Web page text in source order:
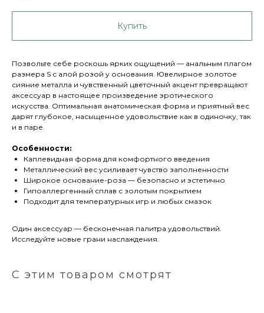
Купить
Позвольте себе роскошь ярких ощущений — анальным плагом
размера S с алой розой у основания. Ювелирное золотое
сияние металла и чувственный цветочный акцент превращают
аксессуар в настоящее произведение эротического
искусства. Оптимальная анатомическая форма и приятный вес
дарят глубокое, насыщенное удовольствие как в одиночку, так
и в паре.
Особенности:
Каплевидная форма для комфортного введения
Металлический вес усиливает чувство заполненности
Широкое основание-роза — безопасно и эстетично
Гипоаллергенный сплав с золотым покрытием
Подходит для температурных игр и любых смазок
Один аксессуар — бесконечная палитра удовольствий.
Исследуйте новые грани наслаждения.
С этим товаром смотрят